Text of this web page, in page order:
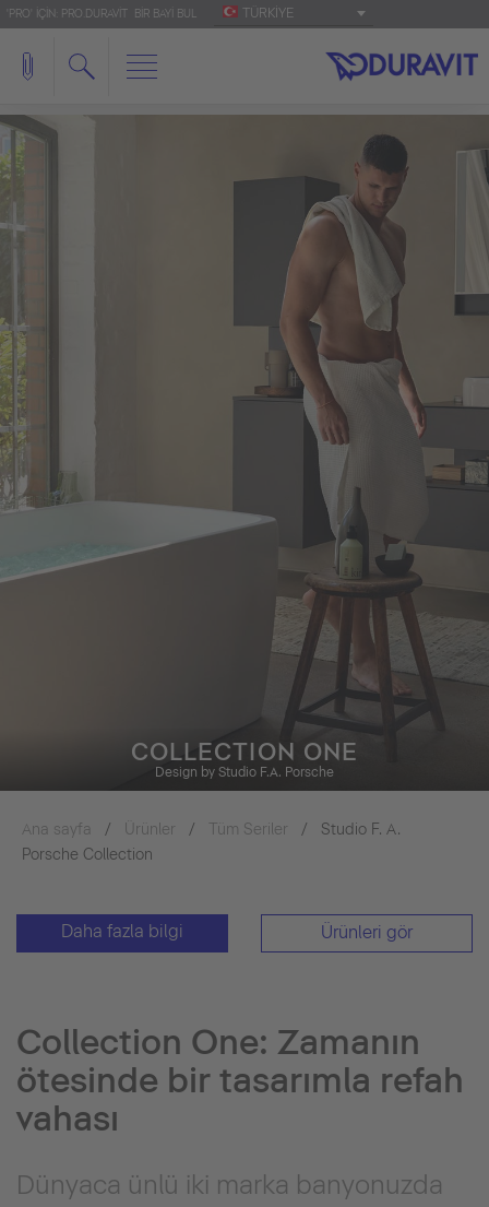
'PRO' IÇIN: PRO.DURAVIT BIR BAYI BUL TÜRKIYE
COLLECTION ONE
Design by Studio F.A. Porsche
Ana sayfa Ürünler Tüm Seriler
Studio F. A.
Porsche Collection
Daha fazla bilgi Ürünleri gör
Collection One: Zamanın
ötesinde bir tasarımla refah
vahası
Dünyaca ünlü iki marka banyonuzda